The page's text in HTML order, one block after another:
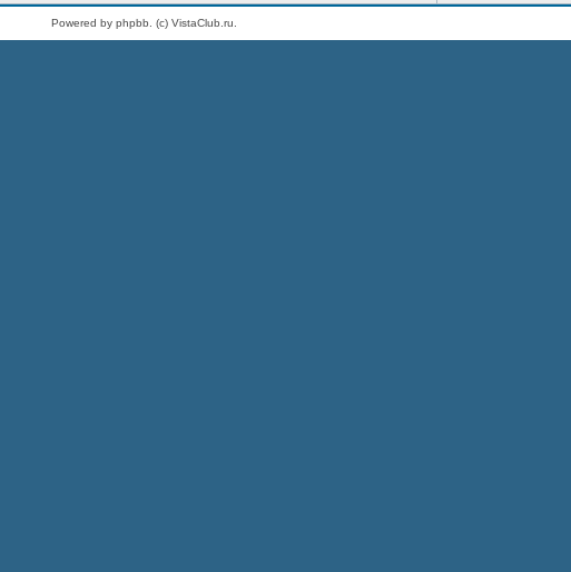
Powered by phpbb. (c) VistaClub.ru.